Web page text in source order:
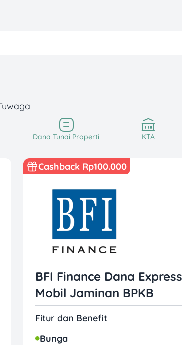
Dana Tunai Properti KTA
Cashback Rp100.000
BFI Finance Dana Express
Mobil Jaminan BPKB
Fitur dan Benefit
Bunga